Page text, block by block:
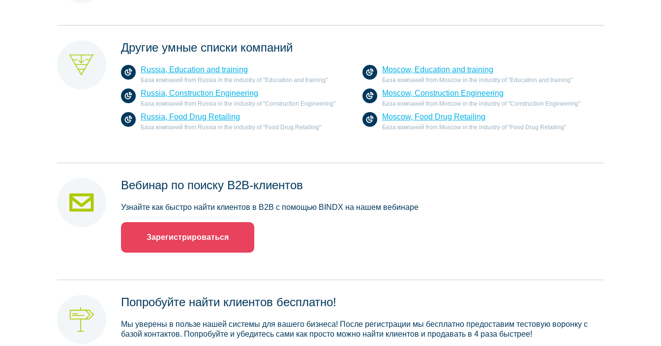
Другие умные списки компаний
Russia, Education and training
База компаний from Russia in the industry of "Education and training"
Moscow, Education and training
База компаний from Moscow in the industry of "Education and training"
Russia, Construction Engineering
База компаний from Russia in the industry of "Construction Engineering"
Moscow, Construction Engineering
База компаний from Moscow in the industry of "Construction Engineering"
Russia, Food Drug Retailing
База компаний from Russia in the industry of "Food Drug Retailing"
Moscow, Food Drug Retailing
База компаний from Moscow in the industry of "Food Drug Retailing"
Вебинар по поиску B2B-клиентов
Узнайте как быстро найти клиентов в B2B с помощью BINDX на нашем вебинаре
Зарегистрироваться
Попробуйте найти клиентов бесплатно!
Мы уверены в пользе нашей системы для вашего бизнеса! После регистрации мы бесплатно предоставим тестовую воронку с
базой контактов. Попробуйте и убедитесь сами как просто можно найти клиентов и продавать в 4 раза быстрее!